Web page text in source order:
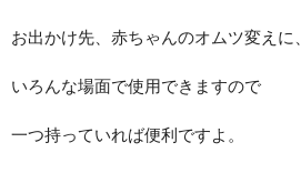
お出かけ先、赤ちゃんのオムツ変えに
いろんな場面で使用できますので
一つ持っていれば便利ですよ。